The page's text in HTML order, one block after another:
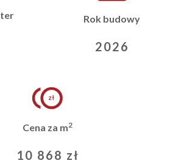
Rok budowy
2026
Cena za m2
10 868 zł